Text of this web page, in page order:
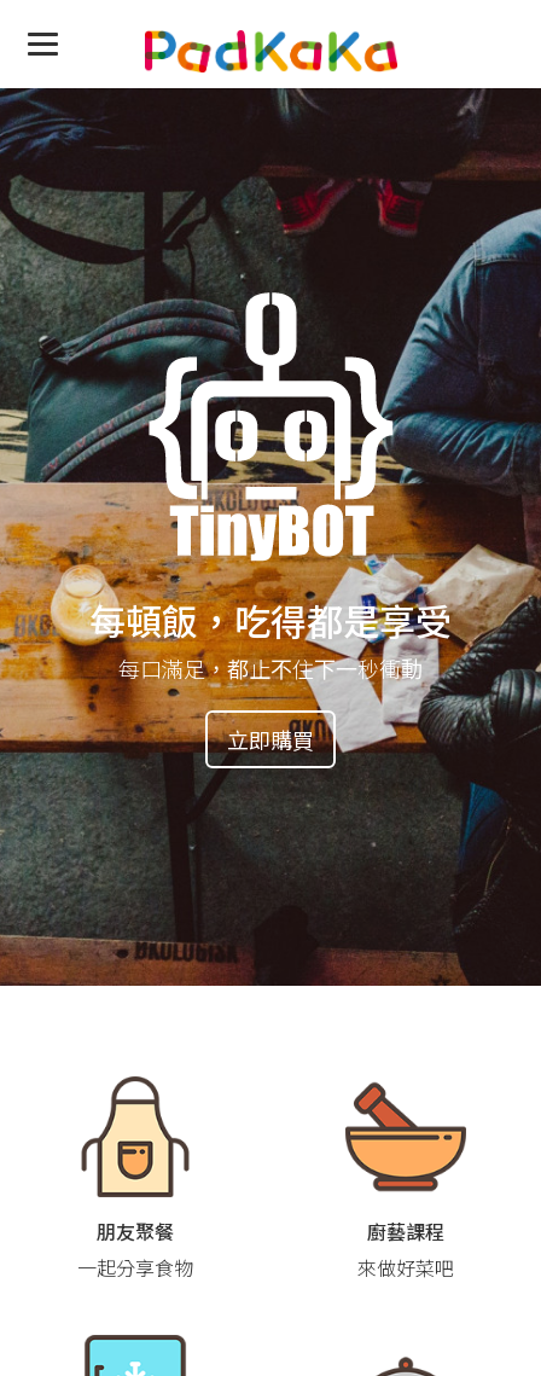
每頓飯，吃得都是享受
每口滿足，都止不住下一秒衝動
立即購買
朋友聚餐
一起分享食物
廚藝課程
來做好菜吧